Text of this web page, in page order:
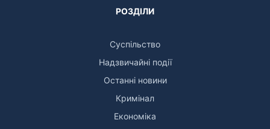
РОЗДІЛИ
Суспільство
Надзвичайні події
Останні новини
Кримінал
Економіка